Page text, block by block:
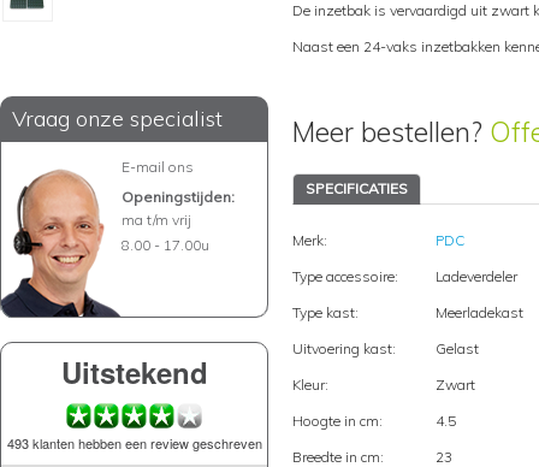
Vraag onze specialist
E-mail ons
Openingstijden:
ma t/m vrij
8.00 - 17.00u
Uitstekend
493 klanten hebben een review geschreven
De inzetbak is vervaardigd uit zwart
Naast een 24-vaks inzetbakken
Meer bestellen?
SPECIFICATIES
Merk:
PDC
Type accessoire:
Ladeverdeler
Type kast:
Meerladekast
Uitvoering kast:
Gelast
Kleur:
Zwart
Hoogte in cm:
4.5
Breedte in cm:
23